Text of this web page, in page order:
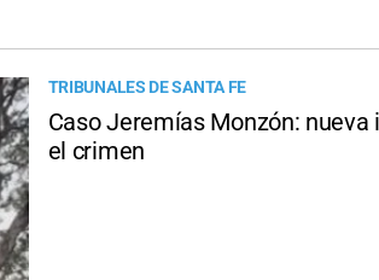
TRIBUNALES DE SANTA FE
Caso Jeremías Monzón:
el crimen